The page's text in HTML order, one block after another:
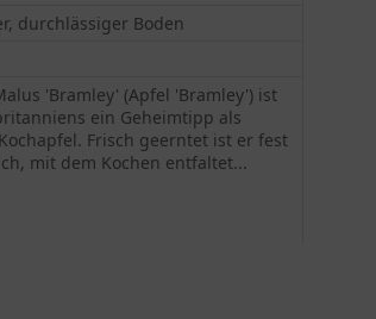
durchlässiger Boden
'Bramley' (Apfel 'Bramley') ist
ein Geheimtipp als
Frisch geerntet ist er fest
mit dem Kochen entfaltet...